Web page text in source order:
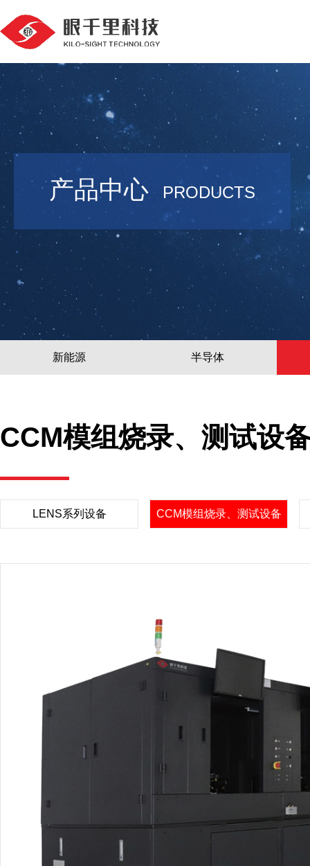
产品中心 PRODUCTS
新能源 半导体
CCM模组烧录、测试设
LENS系列设备 CCM模组烧录、测试设备